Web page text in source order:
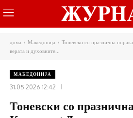
дома Македонија
Тоневски со празнична
верата и духовните...
МАКЕДОНИЈА
31.05.2026 12:42
Тоневски со